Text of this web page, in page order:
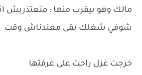
مالك وهو بيقرب منها : متعتذريش
شوفي شغلك بقى معندناش وقت
خرجت غزل راحت على غرفتها